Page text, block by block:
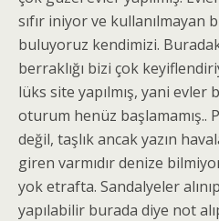
sıfır iniyor ve kullanılmayan
buluyoruz kendimizi.
berraklığı bizi çok
lüks site yapılmış, yani
oturum henüz başlamamış..
değil, taşlık ancak yazın
giren varmıdır denize
yok etrafta. Sandalyeler
yapılabilir burada diye not